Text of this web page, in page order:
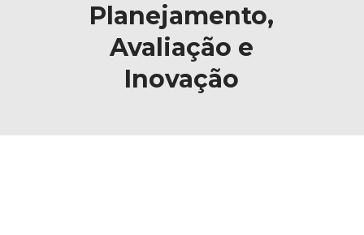
Planejamento,
Avaliação e
Inovação